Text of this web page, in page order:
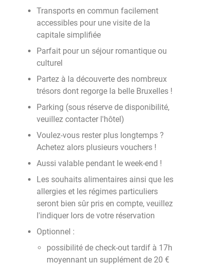
Transports en commun facilement
accessibles pour une visite de la
capitale simplifiée
Parfait pour un séjour romantique ou
culturel
Partez à la découverte des nombreux
trésors dont regorge la belle Bruxelles !
Parking (sous réserve de disponibilité,
veuillez contacter l'hôtel)
Voulez-vous rester plus longtemps ?
Achetez alors plusieurs vouchers !
Aussi valable pendant le week-end !
Les souhaits alimentaires ainsi que les
allergies et les régimes particuliers
seront bien sûr pris en compte, veuillez
l'indiquer lors de votre réservation
Optionnel :
possibilité de check-out tardif à 17h
moyennant un supplément de 20 €